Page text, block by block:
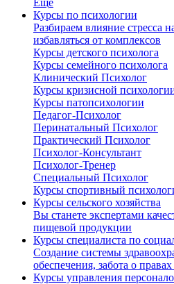
Еще
Курсы по психологии
Разбираем влияние стресса
избавляться от комплексов
Курсы детского психолога
Курсы семейного психолога
Клинический Психолог
Курсы кризисной
Курсы патопсихологии
Педагог-Психолог
Перинатальный Психолог
Практический Психолог
Психолог-Консультант
Психолог-Тренер
Специальный Психолог
Курсы спортивный
Курсы сельского хозяйства
Вы станете экспертами
пищевой продукции
Курсы специалиста по
Создание системы
обеспечения, забота о правах
Курсы управления